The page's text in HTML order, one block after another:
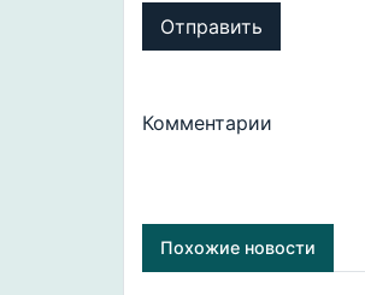
Отправить
Комментарии
Похожие новости